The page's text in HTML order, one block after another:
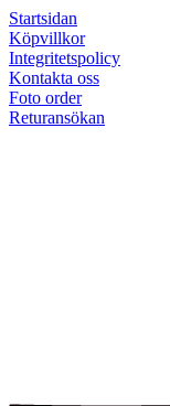
Startsidan
Köpvillkor
Integritetspolicy
Kontakta oss
Foto order
Returansökan